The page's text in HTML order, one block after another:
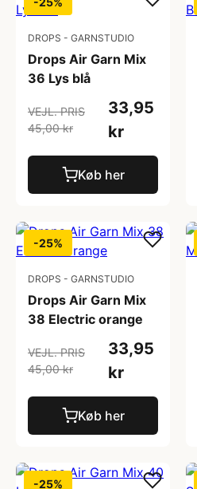
DROPS - GARNSTUDIO
Drops Air Garn Mix
36 Lys blå
VEJL. PRIS
45,00 kr
33,95
kr
Køb her
-25%
DROPS - GARNSTUDIO
Drops Air Garn Mix
38 Electric orange
VEJL. PRIS
45,00 kr
33,95
kr
Køb her
-25%